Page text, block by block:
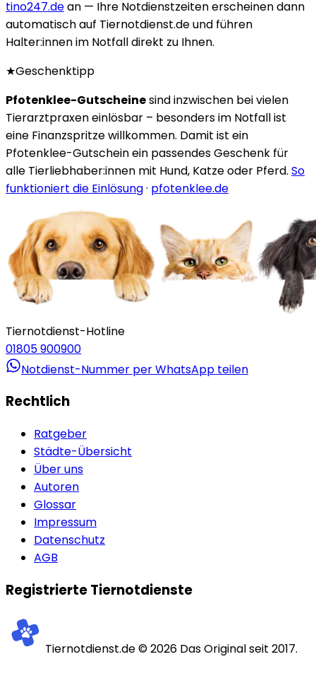
tino247.dean — Ihre Notdienstzeiten erscheinen dann
automatisch auf Tiernotdienst.de und führen
Halter:innen im Notfall direkt zu Ihnen.
★Geschenktipp
Pfotenklee-Gutscheinesind inzwischen bei vielen
Tierarztpraxen einlösbar – besonders im Notfall ist
eine Finanzspritze willkommen. Damit ist ein
Pfotenklee-Gutschein ein passendes Geschenk für
alle Tierliebhaber:innen mit Hund, Katze oder Pferd. So
funktioniert die Einlösung· pfotenklee.de
Tiernotdienst-Hotline
01805 900900
Notdienst-Nummer per WhatsApp teilen
Rechtlich
Ratgeber
Städte-Übersicht
Über uns
Autoren
Glossar
Impressum
Datenschutz
AGB
Registrierte Tiernotdienste
Tiernotdienst.de ©2026 Das Original seit 2017.